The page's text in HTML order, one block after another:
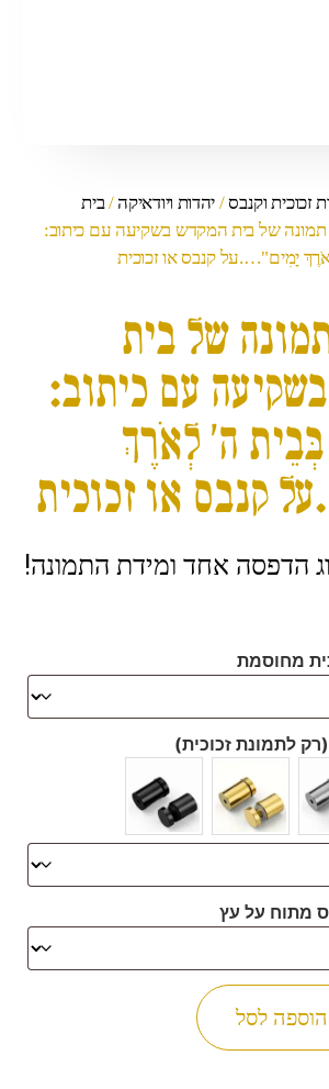
זכוכית וקנבס/ יהדות ויודאיקה /בית
– תמונה של בית המקדש בשקיעה עם כיתוב:
יָמִים"….על קנבס או זכוכית
– תמונה של בית
עם כיתוב:
ה’ לְאֹרֶךְ
קנבס או זכוכית
הדפסה אחד ומידת התמונה!
מחוסמת
לתמונת זכוכית)
מתוח על עץ
הוספה לסל